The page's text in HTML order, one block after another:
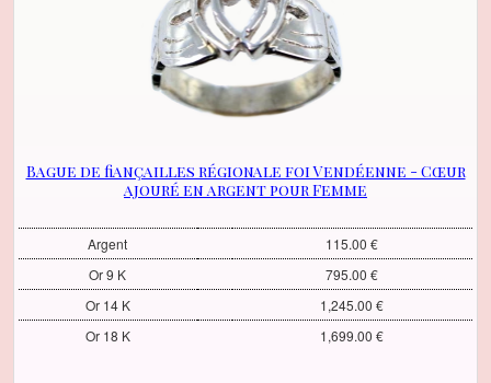
Bague de fiançailles régionale foi Vendéenne - Cœur
ajouré en argent pour Femme
Argent
115.00 €
Or 9 K
795.00 €
Or 14 K
1,245.00 €
Or 18 K
1,699.00 €